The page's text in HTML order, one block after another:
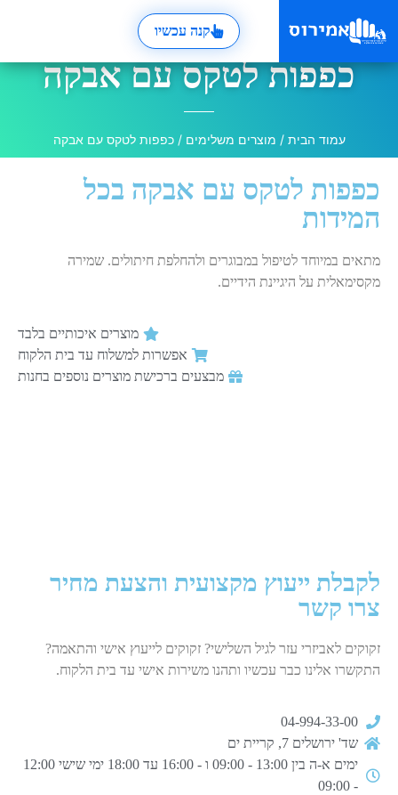
קנה עכשיו
כפפות לטקס עם אבקה
עמוד הבית / מוצרים משלימים / כפפות לטקס עם אבקה
כפפות לטקס עם אבקה בכל
המידות
מתאים במיוחד לטיפול במבוגרים ולהחלפת חיתולים. שמירה
מקסימאלית על היגיינת הידיים.
מוצרים איכותיים בלבד
אפשרות למשלוח עד בית הלקוח
מבצעים ברכישת מוצרים נוספים בחנות
לקבלת ייעוץ מקצועית והצעת מחיר
צרו קשר
זקוקים לאביזרי עזר לגיל השלישי? זקוקים לייעוץ אישי והתאמה?
התקשרו אלינו כבר עכשיו ותהנו משירות אישי עד בית הלקוח.
04-994-33-00
שד' ירושלים 7, קריית ים
ימים א-ה בין 13:00 - 09:00 ו - 16:00 עד 18:00 ימי שישי 12:00
- 09:00